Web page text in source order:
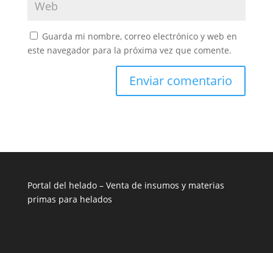
Guarda mi nombre, correo electrónico y web en
este navegador para la próxima vez que comente.
Portal del helado – Venta de insumos y materias
primas para helados